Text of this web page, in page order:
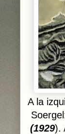
A la
(1929).